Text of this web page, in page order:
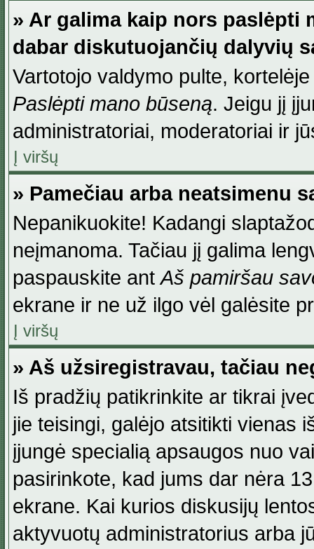
» Ar galima kaip nors paslėpti
dabar diskutuojančių dalyvių
Vartotojo valdymo pulte,
Paslėpti mano būseną. Jeigu jį
administratoriai, moderatoriai ir
Į viršų
» Pamečiau arba neatsimenu
Nepanikuokite! Kadangi
neįmanoma. Tačiau jį galima
paspauskite antAš pamiršau
ekrane ir ne už ilgo vėl galėsite
Į viršų
» Aš užsiregistravau, tačiau
Iš pradžių patikrinkite ar tikrai
jie teisingi, galėjo atsitikti vienas
įjungė specialią apsaugos nuo
pasirinkote, kad jums dar nėra
ekrane. Kai kurios diskusijų
aktyvuotų administratorius arba